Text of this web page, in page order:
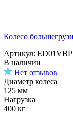
Колесо
Артикул:
В наличии
Нет отзывов
Диаметр колеса
125 мм
Нагрузка
400 кг